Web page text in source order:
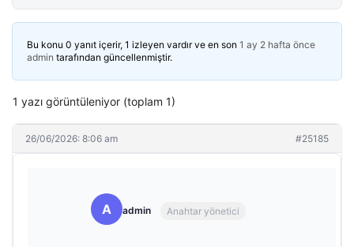
Bu konu 0 yanıt içerir, 1 izleyen vardır ve en son 1 ay 2 hafta önce
admin tarafından güncellenmiştir.
1 yazı görüntüleniyor (toplam 1)
26/06/2026: 8:06 am #25185
A admin Anahtar yönetici